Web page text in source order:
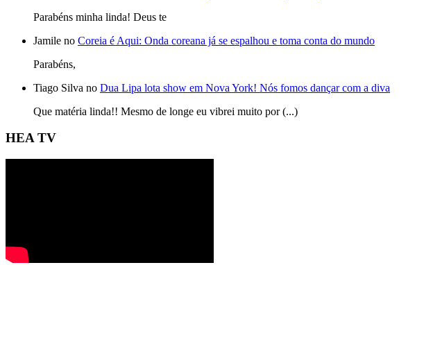
Parabéns minha linda! Deus te
Jamile no Coreia é Aqui: Onda coreana já se espalhou e toma conta do mundo
Parabéns,
Tiago Silva no Dua Lipa lota show em Nova York! Nós fomos dançar com a diva
Que matéria linda!! Mesmo de longe eu vibrei muito por (...)
HEA TV